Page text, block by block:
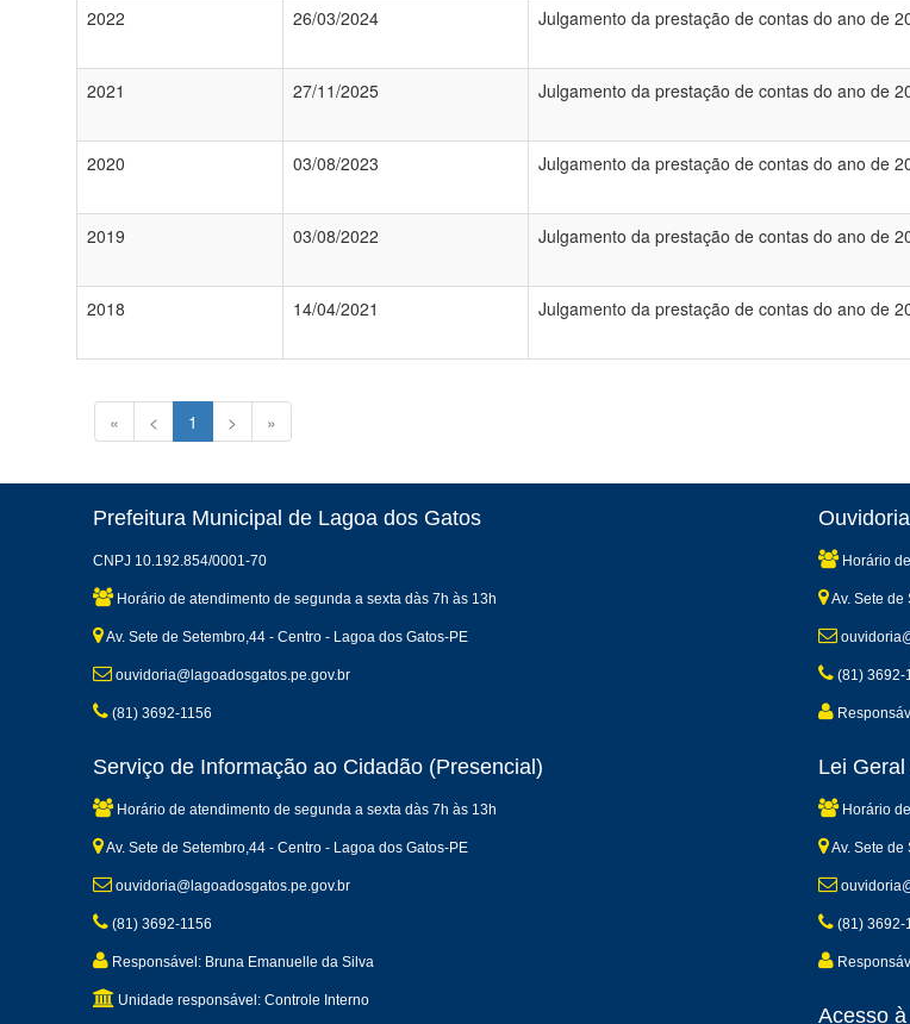
2022 26/03/2024 Julgamento da prestação de contas do ano de
2021 27/11/2025 Julgamento da prestação de contas do ano de
2020 03/08/2023 Julgamento da prestação de contas do ano de
2019 03/08/2022 Julgamento da prestação de contas do ano de
2018 14/04/2021 Julgamento da prestação de contas do ano de
« < 1 > »
Prefeitura Municipal de Lagoa dos Gatos
CNPJ 10.192.854/0001-70
Horário de atendimento de segunda a sexta dàs 7h às 13h
Av. Sete de Setembro,44 - Centro - Lagoa dos Gatos-PE
ouvidoria@lagoadosgatos.pe.gov.br
(81) 3692-1156
Ouvidoria
Horário
Av. Sete de
(81) 3692-
Serviço de Informação ao Cidadão (Presencial)
Horário de atendimento de segunda a sexta dàs 7h às 13h
Av. Sete de Setembro,44 - Centro - Lagoa dos Gatos-PE
ouvidoria@lagoadosgatos.pe.gov.br
(81) 3692-1156
Responsável: Bruna Emanuelle da Silva
Unidade responsável: Controle Interno
Lei
Horário
Av. Sete de
(81) 3692-
Acesso